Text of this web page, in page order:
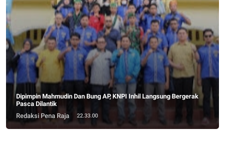
Dipimpin Mahmudin Dan Bung AP, KNPI Inhil Langsung Bergerak
Pasca Dilantik
Redaksi Pena Raja
22.33.00